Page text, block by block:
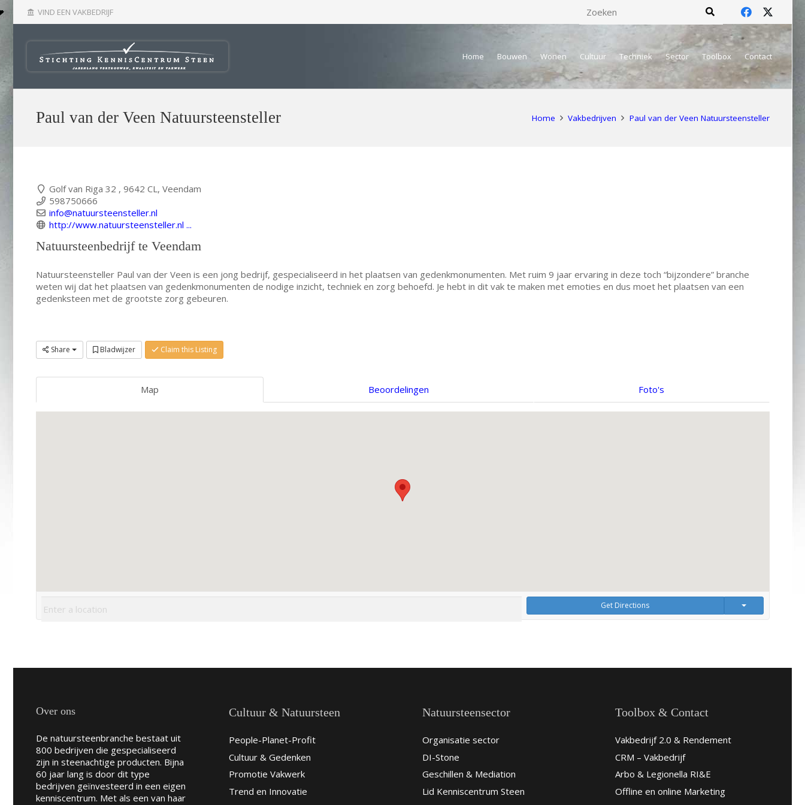
account_balance VIND EEN VAKBEDRIJF
Home Bouwen Wonen Cultuur Techniek Sector Toolbox Contact
Paul van der Veen Natuursteensteller Home Vakbedrijven Paul van der Veen Natuursteensteller
Golf van Riga 32 , 9642 CL, Veendam
598750666
info@natuursteensteller.nl
http://www.natuursteensteller.nl ...
Natuursteenbedrijf te Veendam
Natuursteensteller Paul van der Veen is een jong bedrijf, gespecialiseerd in het plaatsen van gedenkmonumenten. Met ruim 9 jaar ervaring in deze toch “bijzondere” branche
weten wij dat het plaatsen van gedenkmonumenten de nodige inzicht, techniek en zorg behoefd. Je hebt in dit vak te maken met emoties en dus moet het plaatsen van een
gedenksteen met de grootste zorg gebeuren.
Share Bladwijzer Claim this Listing
Map Beoordelingen Foto's
Get Directions
Over ons
De natuursteenbranche bestaat uit
800 bedrijven die gespecialiseerd
zijn in steenachtige producten. Bijna
60 jaar lang is door dit type
bedrijven geïnvesteerd in een eigen
kenniscentrum. Met als een van haar
Cultuur & Natuursteen
People-Planet-Profit
Cultuur & Gedenken
Promotie Vakwerk
Trend en Innovatie
Natuursteensector
Organisatie sector
DI-Stone
Geschillen & Mediation
Lid Kenniscentrum Steen
Toolbox & Contact
Vakbedrijf 2.0 & Rendement
CRM – Vakbedrijf
Arbo & Legionella RI&E
Offline en online Marketing